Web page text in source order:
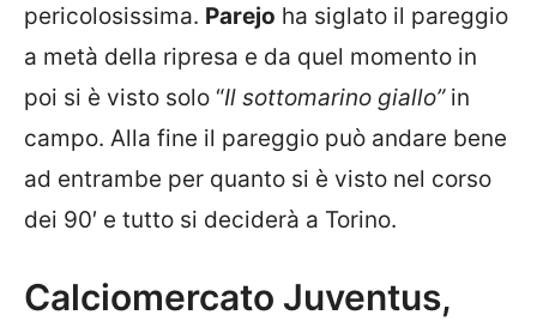
pericolosissima. Parejo ha siglato il pareggio
a metà della ripresa e da quel momento in
poi si è visto solo “Il sottomarino giallo”in
campo. Alla fine il pareggio può andare bene
ad entrambe per quanto si è visto nel corso
dei 90′ e tutto si deciderà a Torino.
Calciomercato Juventus,